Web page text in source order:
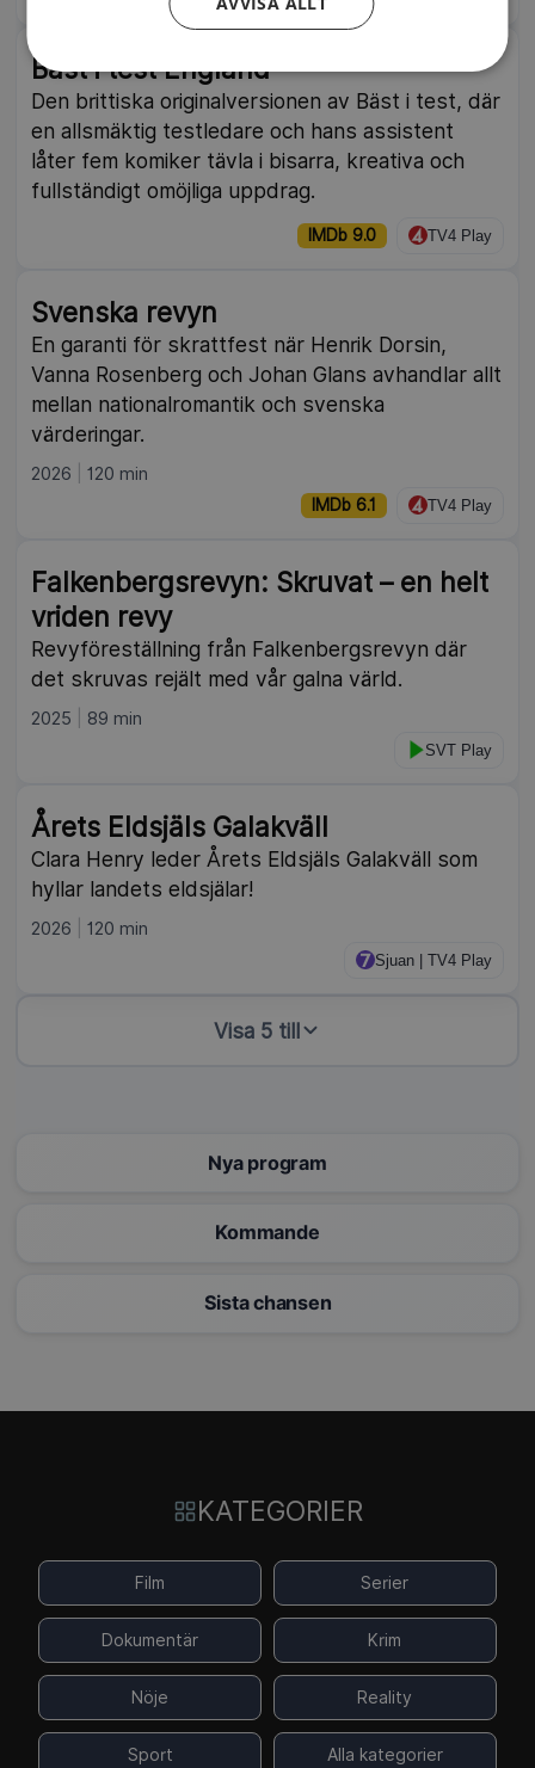
Bäst i test England
Den brittiska originalversionen av Bäst i test, där
en allsmäktig testledare och hans assistent
låter fem komiker tävla i bisarra, kreativa och
fullständigt omöjliga uppdrag.
IMDb 9.0 TV4 Play
Svenska revyn
En garanti för skrattfest när Henrik Dorsin,
Vanna Rosenberg och Johan Glans avhandlar allt
mellan nationalromantik och svenska
värderingar.
2026 120 min
IMDb 6.1 TV4 Play
Falkenbergsrevyn: Skruvat – en helt
vriden revy
Revyföreställning från Falkenbergsrevyn där
det skruvas rejält med vår galna värld.
2025 89 min
SVT Play
Årets Eldsjäls Galakväll
Clara Henry leder Årets Eldsjäls Galakväll som
hyllar landets eldsjälar!
2026 120 min
Sjuan | TV4 Play
Visa 5 till
Nya program
Kommande
Sista chansen
KATEGORIER
Film Serier
Dokumentär Krim
Nöje Reality
Sport Alla kategorier